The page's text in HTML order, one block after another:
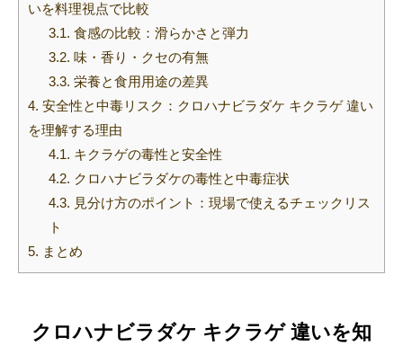
いを料理視点で比較
3.1. 食感の比較：滑らかさと弾力
3.2. 味・香り・クセの有無
3.3. 栄養と食用用途の差異
4. 安全性と中毒リスク：クロハナビラダケ キクラゲ 違い
を理解する理由
4.1. キクラゲの毒性と安全性
4.2. クロハナビラダケの毒性と中毒症状
4.3. 見分け方のポイント：現場で使えるチェックリス
ト
5. まとめ
クロハナビラダケ キクラゲ 違いを知